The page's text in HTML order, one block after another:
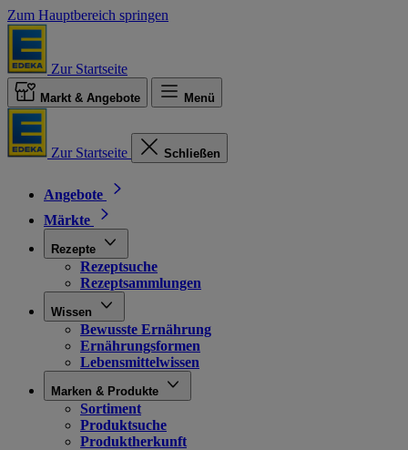
Zum Hauptbereich springen
Zur Startseite
Markt & Angebote Menü
Zur Startseite Schließen
Angebote
Märkte
Rezepte
Rezeptsuche
Rezeptsammlungen
Wissen
Bewusste Ernährung
Ernährungsformen
Lebensmittelwissen
Marken & Produkte
Sortiment
Produktsuche
Produktherkunft